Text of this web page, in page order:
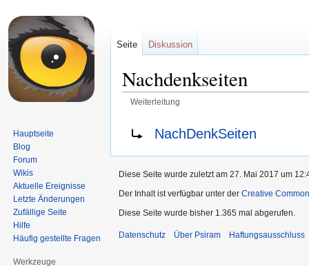
Nachdenkseiten
Weiterleitung
Navigation
springen
Suche
springen
Weiterleitung nach:
NachDenkSeiten
Seite Diskussion
Hauptseite
Blog
Forum
Wikis
Aktuelle Ereignisse
Letzte Änderungen
Zufällige Seite
Hilfe
Häufig gestellte Fragen
Werkzeuge
Diese Seite wurde zuletzt am 27. Mai 2017 um
Der Inhalt ist verfügbar unter der Creative
Diese Seite wurde bisher 1.365 mal abgerufen.
Datenschutz Über Psiram Haftungsausschluss